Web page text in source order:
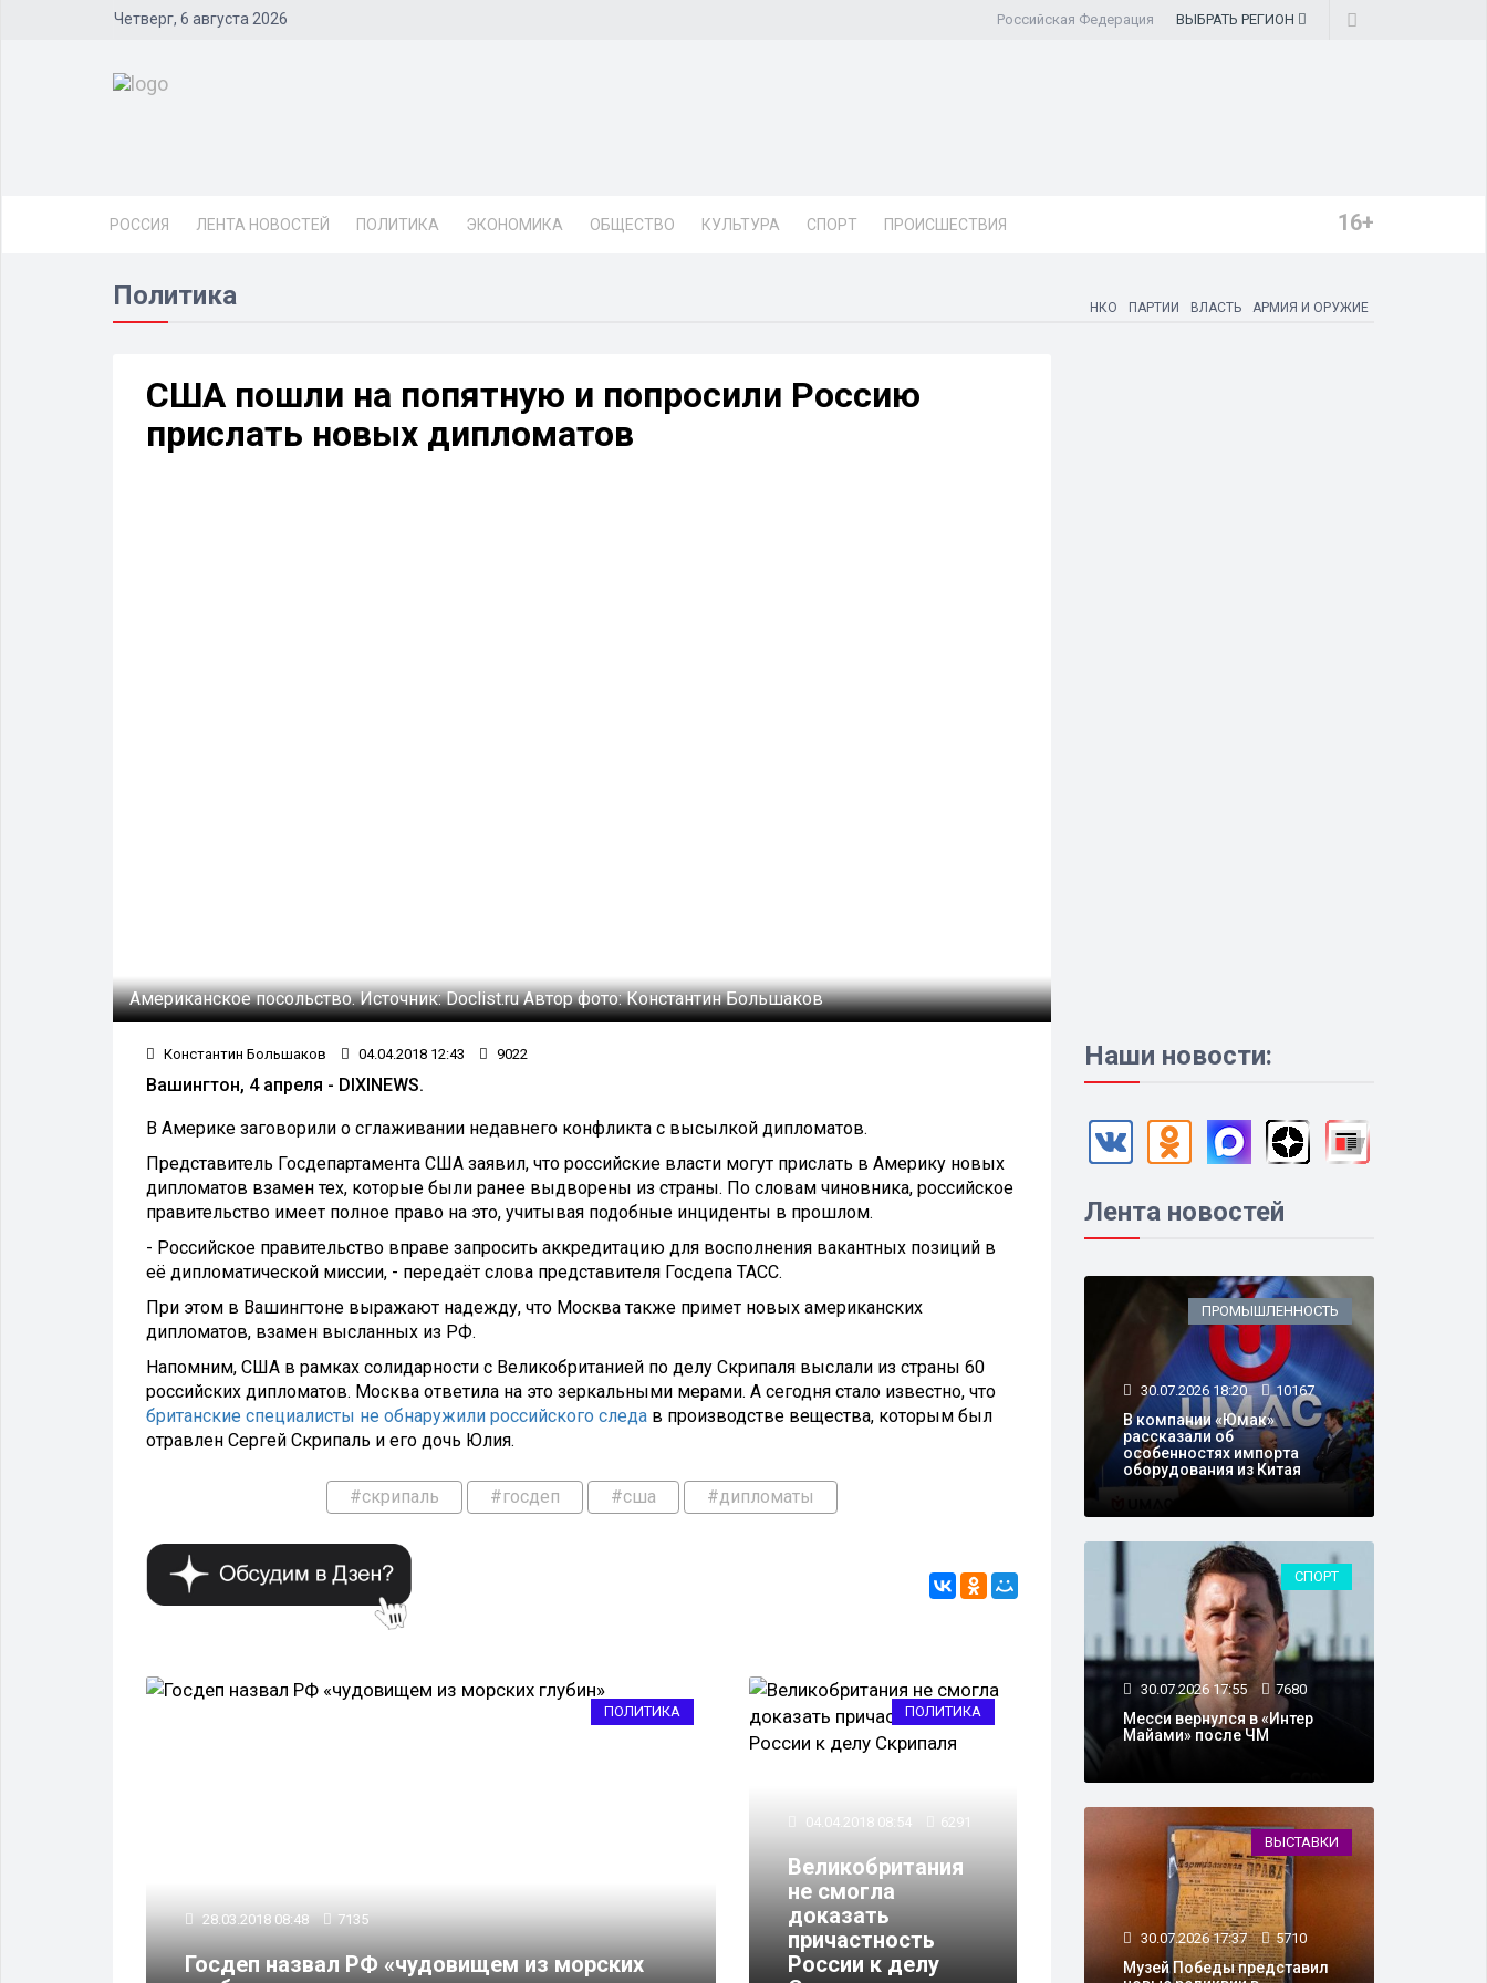
Четверг, 6 августа 2026 Российская Федерация ВЫБРАТЬ РЕГИОН
РОССИЯ ЛЕНТА НОВОСТЕЙ ПОЛИТИКА ЭКОНОМИКА ОБЩЕСТВО КУЛЬТУРА СПОРТ ПРОИСШЕСТВИЯ 16+
Политика НКО ПАРТИИ ВЛАСТЬ АРМИЯ И ОРУЖИЕ
США пошли на попятную и попросили Россию
прислать новых дипломатов
Американское посольство.Источник:Doclist.ruАвтор фото:Константин Большаков
Константин Большаков 04.04.2018 12:43 9022
Вашингтон, 4 апреля - DIXINEWS.
В Америке заговорили о сглаживании недавнего конфликта с высылкой дипломатов.
Представитель Госдепартамента США заявил, что российские власти могут прислать в Америку новых
дипломатов взамен тех, которые были ранее выдворены из страны. По словам чиновника, российское
правительство имеет полное право на это, учитывая подобные инциденты в прошлом.
- Российское правительство вправе запросить аккредитацию для восполнения вакантных позиций в
её дипломатической миссии, - передаёт слова представителя Госдепа ТАСС.
При этом в Вашингтоне выражают надежду, что Москва также примет новых американских
дипломатов, взамен высланных из РФ.
Напомним, США в рамках солидарности с Великобританией по делу Скрипаля выслали из страны 60
российских дипломатов. Москва ответила на это зеркальными мерами. А сегодня стало известно, что
британские специалисты не обнаружили российского следа в производстве вещества, которым был
отравлен Сергей Скрипаль и его дочь Юлия.
#скрипаль #госдеп #сша #дипломаты
ПОЛИТИКА
28.03.2018 08:48 7135
Госдеп назвал РФ «чудовищем из морских
ПОЛИТИКА
04.04.2018 08:54 6291
Великобритания
не смогла
доказать
причастность
России к делу
Наши новости:
Лента новостей
ПРОМЫШЛЕННОСТЬ
30.07.2026 18:20 10167
В компании «Юмак»
рассказали об
особенностях импорта
оборудования из Китая
СПОРТ
30.07.2026 17:55 7680
Месси вернулся в «Интер
Майами» после ЧМ
ВЫСТАВКИ
30.07.2026 17:37 5710
Музей Победы представил